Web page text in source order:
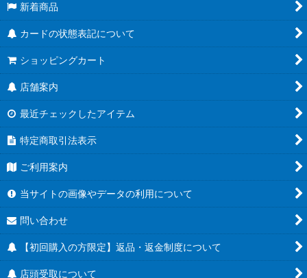
新着商品
カードの状態表記について
ショッピングカート
店舗案内
最近チェックしたアイテム
特定商取引法表示
ご利用案内
当サイトの画像やデータの利用について
問い合わせ
【初回購入の方限定】返品・返金制度について
店頭受取について